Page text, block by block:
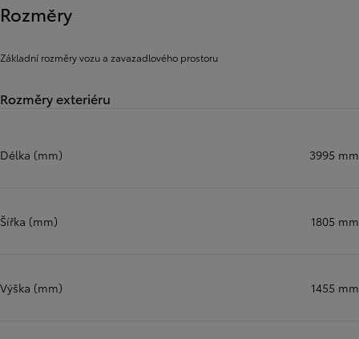
Rozměry
Základní rozměry vozu a zavazadlového prostoru
Rozměry exteriéru
Délka (mm) 3995 mm
Šířka (mm) 1805 mm
Výška (mm) 1455 mm